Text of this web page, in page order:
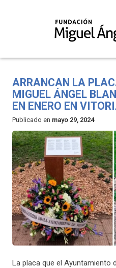
ARRANCAN LA
MIGUEL ÁNGEL
EN ENERO EN
Publicado en mayo 29, 2024
La placa que el Ayuntamiento